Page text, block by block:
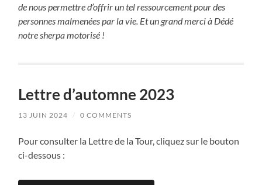
de nous permettre d’offrir un tel ressourcement pour des
personnes malmenées par la vie. Et un grand merci à Dédé
notre sherpa motorisé !
Lettre d’automne 2023
13 JUIN 2024 / 0 COMMENTS
Pour consulter la Lettre de la Tour, cliquez sur le bouton
ci-dessous :